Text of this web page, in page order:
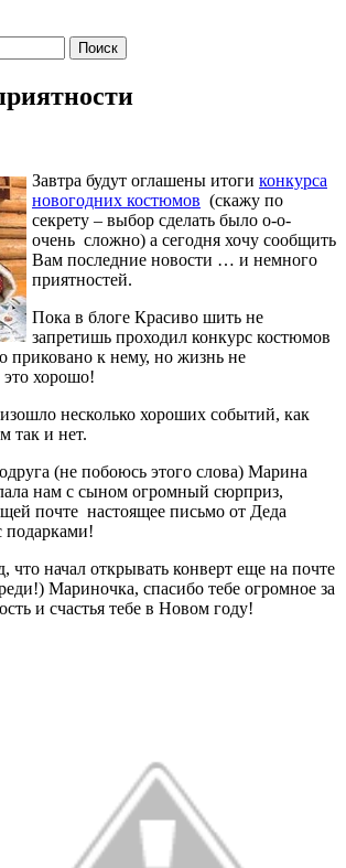
Завтра будут оглашены итоги конкурса
новогодних костюмов (скажу по
секрету – выбор сделать было о-о-
очень сложно) а сегодня хочу сообщить
Вам последние новости … и немного
приятностей.
Пока в блоге Красиво шить не
запретишь проходил конкурс костюмов
приковано к нему, но жизнь не
это хорошо!
несколько хороших событий, как
так и нет.
(не побоюсь этого слова) Марина
нам с сыном огромный сюрприз,
почте настоящее письмо от Деда
подарками!
что начал открывать конверт еще на почте
Мариночка, спасибо тебе огромное за
и счастья тебе в Новом году!